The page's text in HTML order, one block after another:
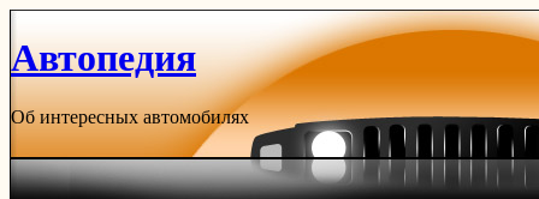
Автопедия
Об интересных автомобилях